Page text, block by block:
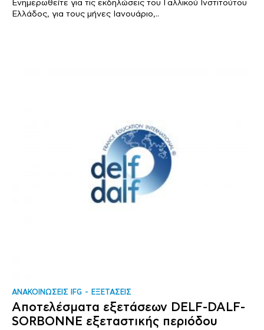
Ενημερωθείτε για τις εκδηλώσεις του Γαλλικού Ινστιτούτου
Ελλάδος, για τους μήνες Ιανουάριο,..
ΑΝΑΚΟΙΝΩΣΕΙΣ IFG ΕΞΕΤΑΣΕΙΣ
Αποτελέσματα εξετάσεων DELF-DALF-
SORBONNE εξεταστικής περιόδου